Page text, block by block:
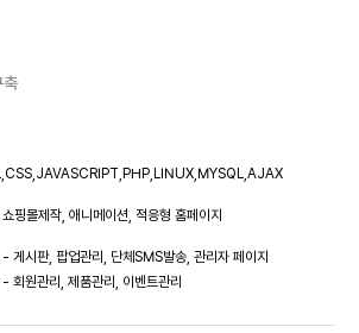
축
핑몰제작, 애니메이션, 적응형 홈페이지
게시판, 팝업관리, 단체SMS발송, 관리자 페이지
회원관리, 제품관리, 이벤트관리